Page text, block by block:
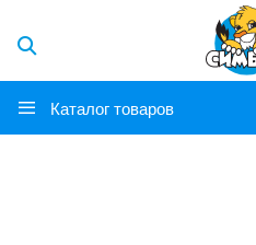
Каталог товаров